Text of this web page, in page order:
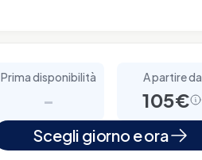
Prima disponibilità
-
A partire da
105€
Scegli giorno e ora